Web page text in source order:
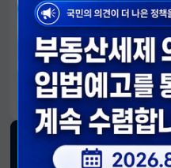
알림판
국민이 만든 대전환의 길-회복
재정경